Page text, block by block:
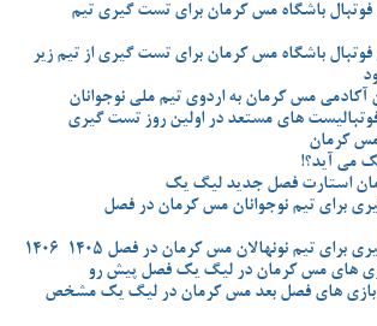
فوتبال باشگاه مس کرمان برای تست گیری تیم
فوتبال باشگاه مس کرمان برای تست گیری از تیم زیر
آکادمی مس کرمان به اردوی تیم ملی نوجوانان
های مستعد در اولین روز تست گیری
مس کرمان
استارت فصل جدید لیگ یک
برای تیم نوجوانان مس کرمان در فصل
تیم نونهالان مس کرمان در فصل 1405-1406
های مس کرمان در لیگ یک فصل پیش رو
بازی های فصل بعد مس کرمان در لیگ یک مشخص